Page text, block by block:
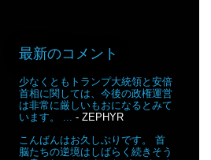
最新のコメント
少なくともトランプ大統領と安倍
首相に関しては、今後の政権運営
は非常に厳しいもおになるとみて
います。 ...
- ZEPHYR
こんばんはお久しぶりです。 首
脳たちの逆境はしばらく続きそう